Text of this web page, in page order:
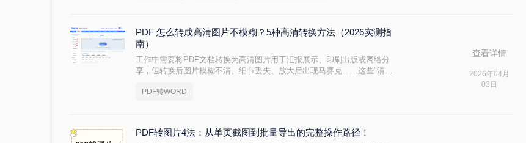
PDF 怎么转成高清图片不模糊？5种高清转换方法（2026实测指
南）
工作中需要将PDF文档转换为高清图片用于汇报展示、印刷出版或网络分
享，但转换后图片模糊不清、细节丢失、放大后出现马赛克……这些"清晰
转成高清图片不模糊呢？别再忍受模糊图片！本文直击痛点，提供可立即执
PDF转WORD
查看详情
2026年04月
03日
PDF转图片4法：从单页截图到批量导出的完整操作路径！